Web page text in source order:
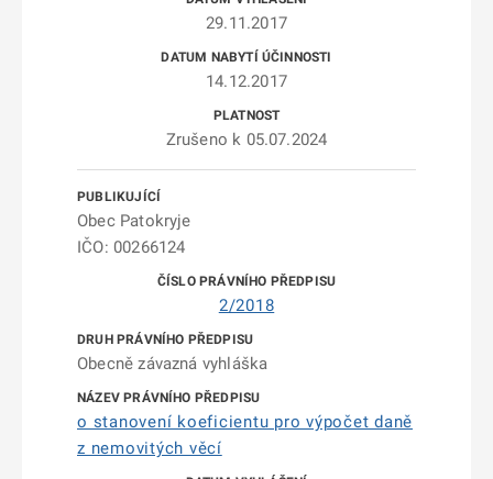
29.11.2017
14.12.2017
Zrušeno k 05.07.2024
Obec Patokryje
IČO: 00266124
2/2018
Obecně závazná vyhláška
o stanovení koeficientu pro výpočet daně
z nemovitých věcí